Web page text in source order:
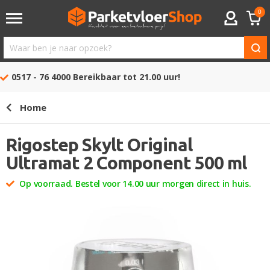
ACCOUNT
0
Waar
ben
opzoek?
0517 - 76 4000 Bereikbaar tot 21.00 uur!
Home
Rigostep Skylt Original
Ultramat 2 Component 500 ml
Op voorraad. Bestel voor 14.00 uur morgen direct in huis.